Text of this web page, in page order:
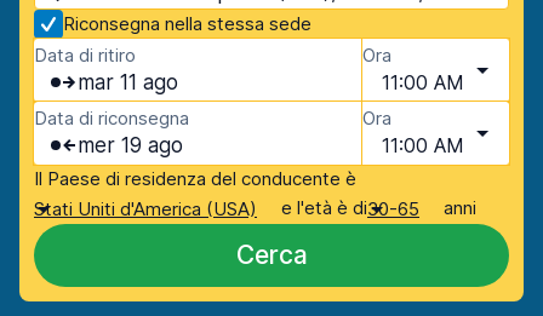
Riconsegna nella stessa sede
Data di ritiro
mar 11 ago
Ora
11:00 AM
Data di riconsegna
mer 19 ago
Ora
11:00 AM
Il Paese di residenza del conducente è
Stati Uniti d'America (USA)
e l'età è di30-65 anni
Cerca